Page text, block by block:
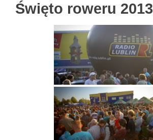
Święto roweru 2013